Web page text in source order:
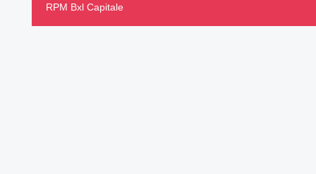
RPM Bxl Capitale